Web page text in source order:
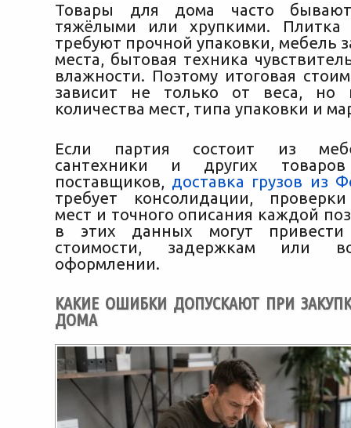
Товары для дома часто
тяжёлыми или хрупкими. Плитка
требуют прочной упаковки, мебель
места, бытовая техника
влажности. Поэтому итоговая
зависит не только от веса, но
количества мест, типа упаковки и
Если партия состоит из
сантехники и других
поставщиков, доставка грузов из
требует консолидации,
мест и точного описания каждой
в этих данных могут привести
стоимости, задержкам или
оформлении.
КАКИЕ ОШИБКИ ДОПУСКАЮТ ПРИ
ДОМА